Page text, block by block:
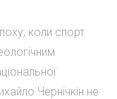
коли спорт
Чернічкін не